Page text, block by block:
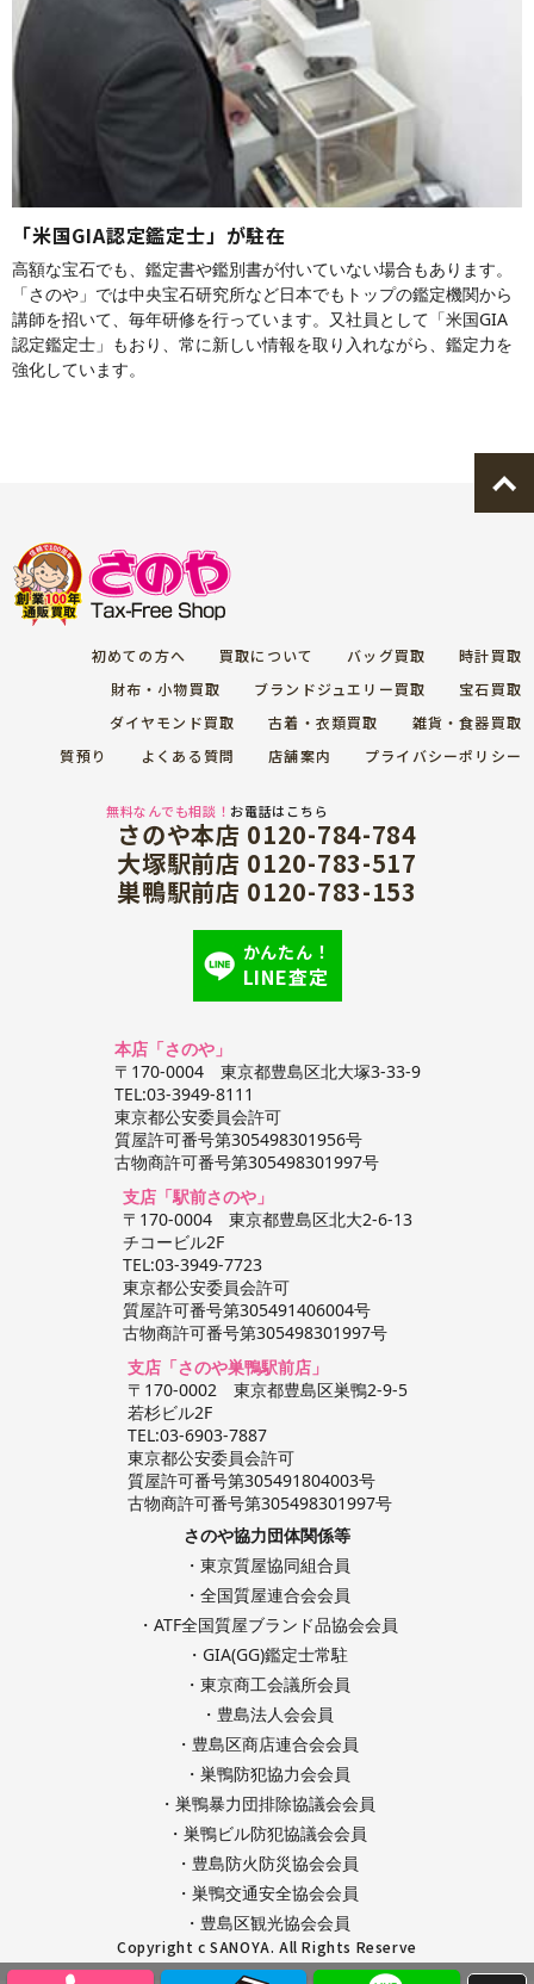
「米国GIA認定鑑定士」が駐在
高額な宝石でも、鑑定書や鑑別書が付いていない場合もあります。
「さのや」では中央宝石研究所など日本でもトップの鑑定機関から
講師を招いて、毎年研修を行っています。又社員として「米国GIA
認定鑑定士」もおり、常に新しい情報を取り入れながら、鑑定力を
強化しています。
初めての方へ 買取について バッグ買取
時計買取
財布・小物買取
ブランドジュエリー買取
宝石買取
ダイヤモンド買取
古着・衣類買取
雑貨・食器買取
質預り
よくある質問 店舗案内 プライバシーポリシー
無料なんでも相談！お電話はこちら
さのや本店 0120-784-784
大塚駅前店 0120-783-517
巣鴨駅前店 0120-783-153
かんたん！
LINE査定
本店「さのや」
〒170-0004 東京都豊島区北大塚3-33-9
TEL:03-3949-8111
東京都公安委員会許可
質屋許可番号第305498301956号
古物商許可番号第305498301997号
支店「駅前さのや」
〒170-0004 東京都豊島区北大2-6-13
チコービル2F
TEL:03-3949-7723
東京都公安委員会許可
質屋許可番号第305491406004号
古物商許可番号第305498301997号
支店「さのや巣鴨駅前店」
〒170-0002 東京都豊島区巣鴨2-9-5
若杉ビル2F
TEL:03-6903-7887
東京都公安委員会許可
質屋許可番号第305491804003号
古物商許可番号第305498301997号
さのや協力団体関係等
・東京質屋協同組合員
・全国質屋連合会会員
・ATF全国質屋ブランド品協会会員
・GIA(GG)鑑定士常駐
・東京商工会議所会員
・豊島法人会会員
・豊島区商店連合会会員
・巣鴨防犯協力会会員
・巣鴨暴力団排除協議会会員
・巣鴨ビル防犯協議会会員
・豊島防火防災協会会員
・巣鴨交通安全協会会員
・豊島区観光協会会員
Copyright c SANOYA. All Rights Reserve